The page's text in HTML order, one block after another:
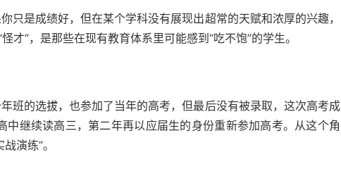
只是成绩好，但在某个学科没有展现出超常的天赋和浓厚的兴趣，
才”，是那些在现有教育体系里可能感到“吃不饱”的学生。
班的选拔，也参加了当年的高考，但最后没有被录取，这次高考成
继续读高三，第二年再以应届生的身份重新参加高考。从这个角
演练”。